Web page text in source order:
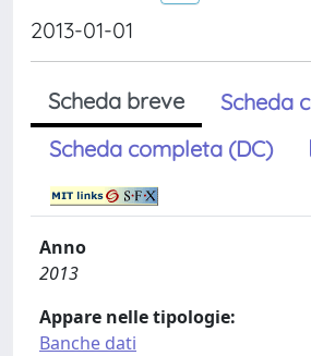
2013-01-01
Scheda breve
Scheda
Scheda completa (DC)
Anno
2013
Appare nelle tipologie:
Banche dati